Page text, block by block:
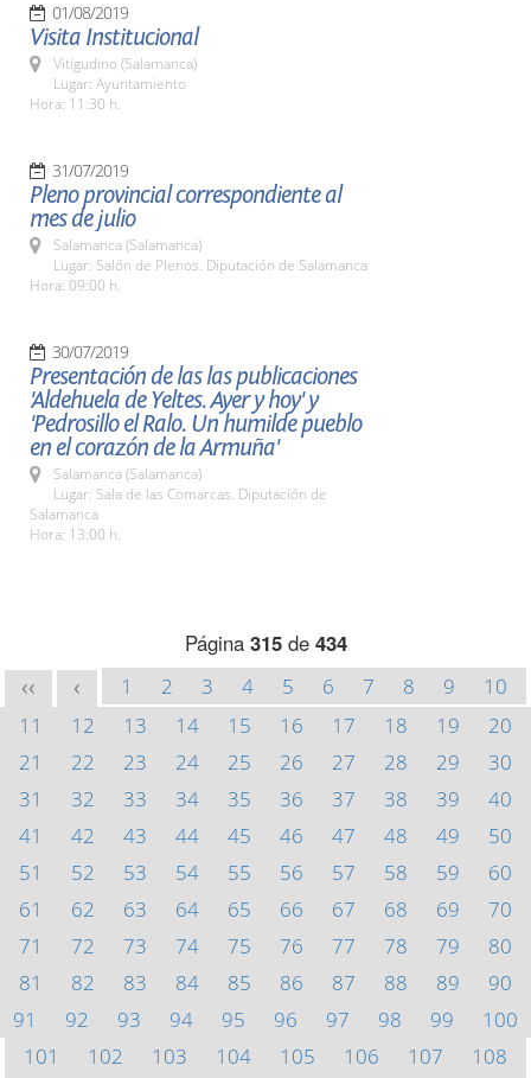
01/08/2019
Visita Institucional
Vitigudino (Salamanca)
Lugar: Ayuntamiento
Hora: 11:30 h.
31/07/2019
Pleno provincial correspondiente al
mes de julio
Salamanca (Salamanca)
Lugar: Salón de Plenos. Diputación de Salamanca
Hora: 09:00 h.
30/07/2019
Presentación de las las publicaciones
'Aldehuela de Yeltes. Ayer y hoy' y
'Pedrosillo el Ralo. Un humilde pueblo
en el corazón de la Armuña'
Salamanca (Salamanca)
Lugar: Sala de las Comarcas. Diputación de
Salamanca
Hora: 13:00 h.
Página 315de 434
<< < 1 2 3 4 5 6 7 8 9
10
11
12 13 14 15 16 17 18 19
20
21
22 23 24 25 26 27 28 29
30
31
32 33 34 35 36 37 38 39
40
41
42 43 44 45 46 47 48 49
50
51
52 53 54 55 56 57 58 59
60
61
62 63 64 65 66 67 68 69
70
71
72 73 74 75 76 77 78 79
80
81
82 83 84 85 86 87 88 89
90
91
92 93 94 95 96 97 98 99
100
101
102 103 104 105 106 107
108